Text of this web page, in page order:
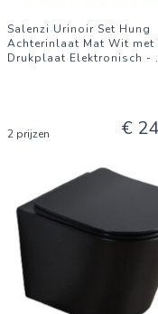
Salenzi Urinoir Set Hung
Achterinlaat Mat Wit met
Drukplaat Elektronisch -
2 prijzen €